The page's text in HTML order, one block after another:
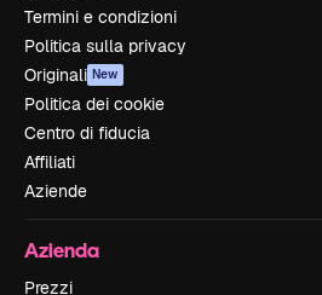
Termini e condizioni
Politica sulla privacy
Originali New
Politica dei cookie
Centro di fiducia
Affiliati
Aziende
Azienda
Prezzi